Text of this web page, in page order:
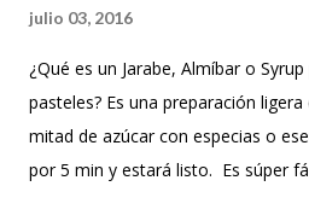
julio 03, 2016
¿Qué es un Jarabe, Almíbar o
pasteles? Es una preparación
mitad de azúcar con especias o
por 5 min y estará listo. Es súper